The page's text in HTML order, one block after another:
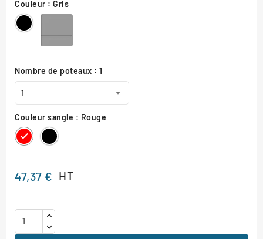
Couleur : Gris
Noir
Gris
Nombre de poteaux : 1
Couleur sangle : Rouge
RougeNoir
47,37 € HT